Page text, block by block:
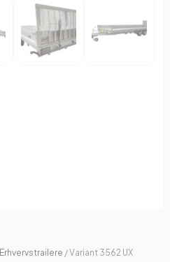
Erhvervstrailere / Variant 3562 UX